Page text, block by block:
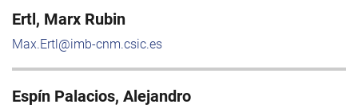
Ertl, Marx Rubin
Max.Ertl@imb-cnm.csic.es
Espín Palacios, Alejandro